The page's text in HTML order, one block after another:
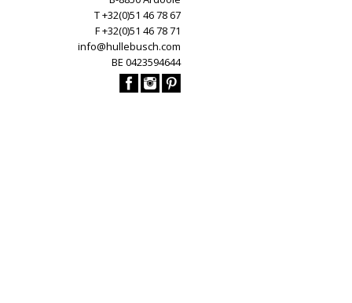
T +32(0)51 46 78 67
F +32(0)51 46 78 71
info@hullebusch.com
BE 0423594644